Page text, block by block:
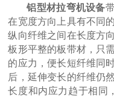
铝型材拉弯机设备
在宽度方向上具有不同
纵向纤维之间在长度方
板形平整的板带材，只
的应力，便长短纤维同
后，延伸变长的纤维仍
长度和内应力趋于相同